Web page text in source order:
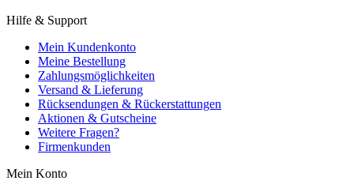
Hilfe & Support
Mein Kundenkonto
Meine Bestellung
Zahlungsmöglichkeiten
Versand & Lieferung
Rücksendungen & Rückerstattungen
Aktionen & Gutscheine
Weitere Fragen?
Firmenkunden
Mein Konto